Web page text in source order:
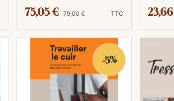
à tout moment. Vous n'aurez pas à
clarifier un point obscur. Tout ce dont
7. Créer des projets
Les ouvrages sur le travail du cuir
pour différents projets, vous
75,05 € 79,00 € TTC
-5%